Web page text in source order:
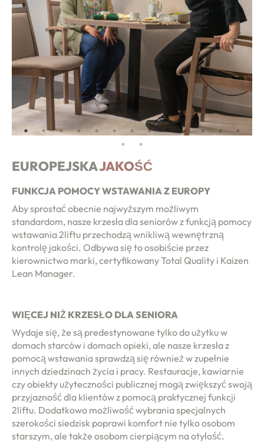
FUNKCJA POMOCY WSTAWANIA Z EUROPY
Aby sprostać obecnie najwyższym możliwym
standardom, nasze krzesła dla seniorów z funkcją pomocy
wstawania 2liftu przechodzą wnikliwą wewnętrzną
kontrolę jakości. Odbywa się to osobiście przez
kierownictwo marki, certyfikowany Total Quality i Kaizen
Lean Manager.
EUROPEJSKAJAKOŚĆ
WIĘCEJ NIŻ KRZESŁO DLA SENIORA
Wydaje się, że są predestynowane tylko do użytku w
domach starców i domach opieki, ale nasze krzesła z
pomocą wstawania sprawdzą się również w zupełnie
innych dziedzinach życia i pracy. Restauracje, kawiarnie
czy obiekty użyteczności publicznej mogą zwiększyć swoją
przyjazność dla klientów z pomocą praktycznej funkcji
2liftu. Dodatkowo możliwość wybrania specjalnych
szerokości siedzisk poprawi komfort nie tylko osobom
starszym, ale także osobom cierpiącym na otyłość.